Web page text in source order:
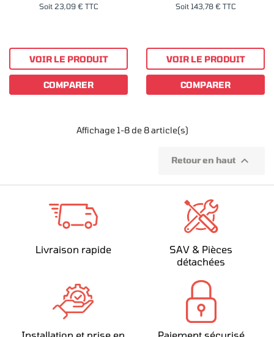
Soit 23,09 € TTC
VOIR LE PRODUIT
COMPARER
Soit 143,78 € TTC
VOIR LE PRODUIT
COMPARER
Affichage 1-8 de 8 article(s)
Retour en haut 
Livraison rapide
SAV & Pièces
détachées